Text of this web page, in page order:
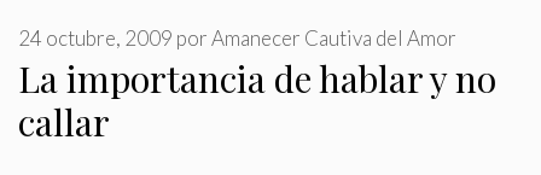
La importancia de hablar y no
callar
24 octubre, 2009 porAmanecer Cautiva del Amor